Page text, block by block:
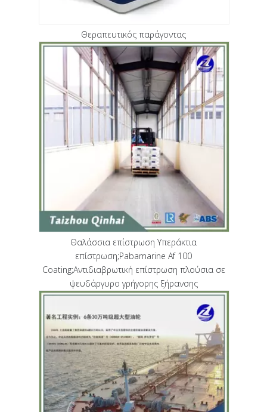
Θεραπευτικός παράγοντας
Θαλάσσια επίστρωση Υπεράκτια
επίστρωση;Pabamarine Af 100
Coating;Αντιδιαβρωτική επίστρωση πλούσια σε
ψευδάργυρο γρήγορης ξήρανσης